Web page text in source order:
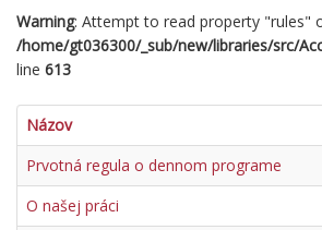
Warning: Attempt to read property "rules"
/home/gt036300/_sub/new/libraries/src/
line 613
Názov
Prvotná regula o dennom programe
O našej práci